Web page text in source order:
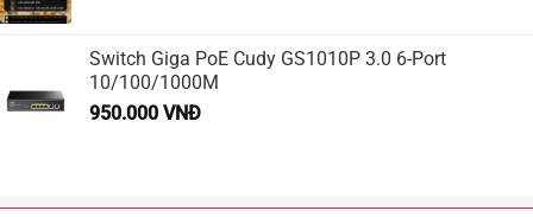
Switch Giga PoE Cudy GS1010P 3.0 6-Port
10/100/1000M
950.000 VNĐ